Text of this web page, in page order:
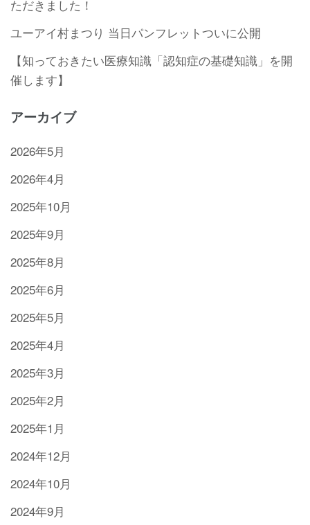
ただきました！
ユーアイ村まつり 当日パンフレットついに公開
【知っておきたい医療知識「認知症の基礎知識」を開
催します】
アーカイブ
2026年5月
2026年4月
2025年10月
2025年9月
2025年8月
2025年6月
2025年5月
2025年4月
2025年3月
2025年2月
2025年1月
2024年12月
2024年10月
2024年9月